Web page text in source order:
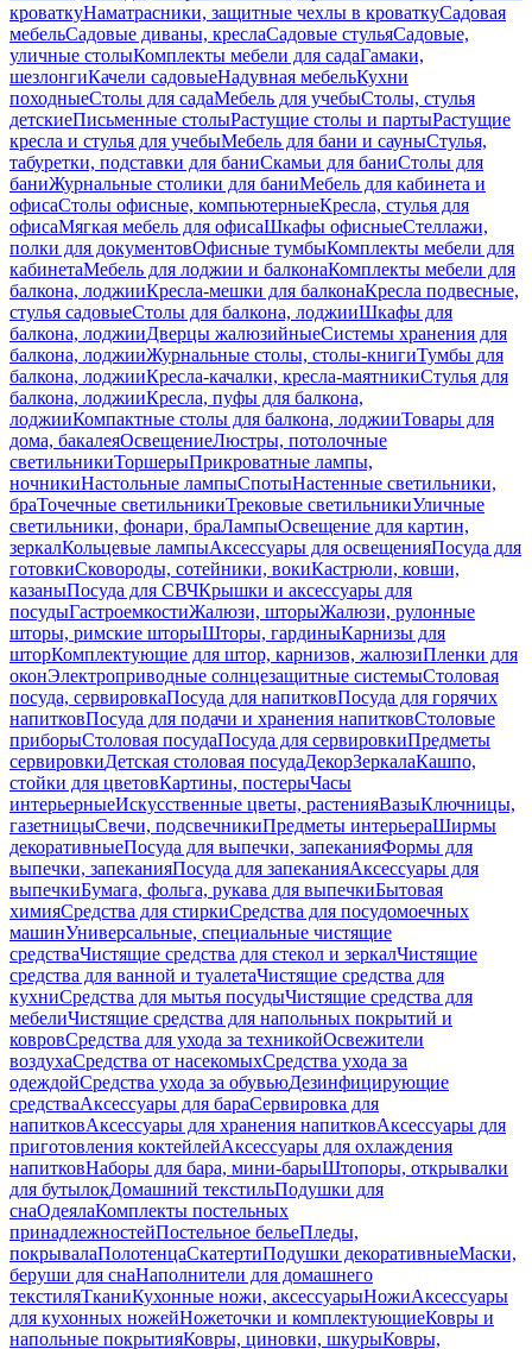
кроваткуНаматрасники, защитные чехлы в кроваткуСадовая
мебельСадовые диваны, креслаСадовые стульяСадовые,
уличные столыКомплекты мебели для садаГамаки,
шезлонгиКачели садовыеНадувная мебельКухни
походныеСтолы для садаМебель для учебыСтолы, стулья
детскиеПисьменные столыРастущие столы и партыРастущие
кресла и стулья для учебыМебель для бани и сауныСтулья,
табуретки, подставки для баниСкамьи для баниСтолы для
баниЖурнальные столики для баниМебель для кабинета и
офисаСтолы офисные, компьютерныеКресла, стулья для
офисаМягкая мебель для офисаШкафы офисныеСтеллажи,
полки для документовОфисные тумбыКомплекты мебели для
кабинетаМебель для лоджии и балконаКомплекты мебели для
балкона, лоджииКресла-мешки для балконаКресла подвесные,
стулья садовыеСтолы для балкона, лоджииШкафы для
балкона, лоджииДверцы жалюзийныеСистемы хранения для
балкона, лоджииЖурнальные столы, столы-книгиТумбы для
балкона, лоджииКресла-качалки, кресла-маятникиСтулья для
балкона, лоджииКресла, пуфы для балкона,
лоджииКомпактные столы для балкона, лоджииТовары для
дома, бакалеяОсвещениеЛюстры, потолочные
светильникиТоршерыПрикроватные лампы,
ночникиНастольные лампыСпотыНастенные светильники,
браТочечные светильникиТрековые светильникиУличные
светильники, фонари, браЛампыОсвещение для картин,
зеркалКольцевые лампыАксессуары для освещенияПосуда для
готовкиСковороды, сотейники, вокиКастрюли, ковши,
казаныПосуда для СВЧКрышки и аксессуары для
посудыГастроемкостиЖалюзи, шторыЖалюзи, рулонные
шторы, римские шторыШторы, гардиныКарнизы для
шторКомплектующие для штор, карнизов, жалюзиПленки для
оконЭлектроприводные солнцезащитные системыСтоловая
посуда, сервировкаПосуда для напитковПосуда для горячих
напитковПосуда для подачи и хранения напитковСтоловые
приборыСтоловая посудаПосуда для сервировкиПредметы
сервировкиДетская столовая посудаДекорЗеркалаКашпо,
стойки для цветовКартины, постерыЧасы
интерьерныеИскусственные цветы, растенияВазыКлючницы,
газетницыСвечи, подсвечникиПредметы интерьераШирмы
декоративныеПосуда для выпечки, запеканияФормы для
выпечки, запеканияПосуда для запеканияАксессуары для
выпечкиБумага, фольга, рукава для выпечкиБытовая
химияСредства для стиркиСредства для посудомоечных
машинУниверсальные, специальные чистящие
средстваЧистящие средства для стекол и зеркалЧистящие
средства для ванной и туалетаЧистящие средства для
кухниСредства для мытья посудыЧистящие средства для
мебелиЧистящие средства для напольных покрытий и
ковровСредства для ухода за техникойОсвежители
воздухаСредства от насекомыхСредства ухода за
одеждойСредства ухода за обувьюДезинфицирующие
средстваАксессуары для бараСервировка для
напитковАксессуары для хранения напитковАксессуары для
приготовления коктейлейАксессуары для охлаждения
напитковНаборы для бара, мини-барыШтопоры, открывалки
для бутылокДомашний текстильПодушки для
снаОдеялаКомплекты постельных
принадлежностейПостельное бельеПледы,
покрывалаПолотенцаСкатертиПодушки декоративныеМаски,
беруши для снаНаполнители для домашнего
текстиляТканиКухонные ножи, аксессуарыНожиАксессуары
для кухонных ножейНожеточки и комплектующиеКовры и
напольные покрытияКовры, циновки, шкурыКовры,